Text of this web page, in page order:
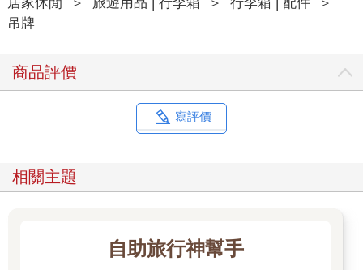
吊牌
商品評價
寫評價
相關主題
自助旅行神幫手